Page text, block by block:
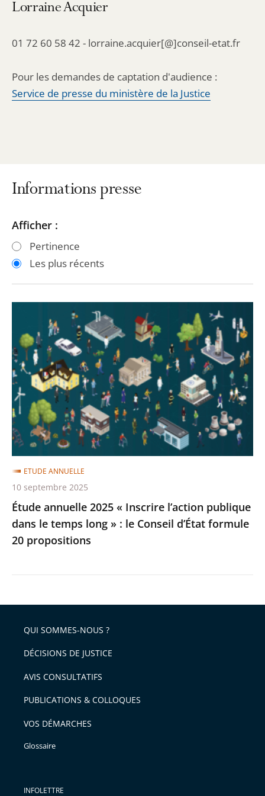
Lorraine Acquier
01 72 60 58 42 - lorraine.acquier[@]conseil-etat.fr
Pour les demandes de captation d'audience :
Service de presse du ministère de la Justice
Informations presse
Passer
les
filtres
Passer
les
filtres
Afficher :
Pertinence
Les plus récents
annuelle
2025
«
Inscrire
l’action
publique
dans
le
temps
long
»
:
le
Conseil
propositions
Étude annuelle 2025 « Inscrire l’action publique
dans le temps long » : le Conseil d’État formule
20 propositions
ETUDE ANNUELLE
10 septembre 2025
QUI SOMMES-NOUS ?
DÉCISIONS DE JUSTICE
AVIS CONSULTATIFS
PUBLICATIONS & COLLOQUES
VOS DÉMARCHES
Glossaire
INFOLETTRE